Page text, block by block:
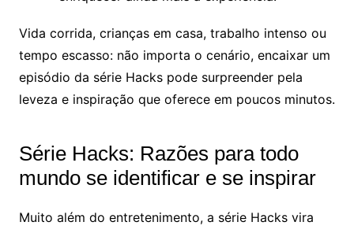
Vida corrida, crianças em casa, trabalho intenso ou
tempo escasso: não importa o cenário, encaixar um
episódio da série Hacks pode surpreender pela
leveza e inspiração que oferece em poucos minutos.
Série Hacks: Razões para todo
mundo se identificar e se inspirar
Muito além do entretenimento, a série Hacks vira